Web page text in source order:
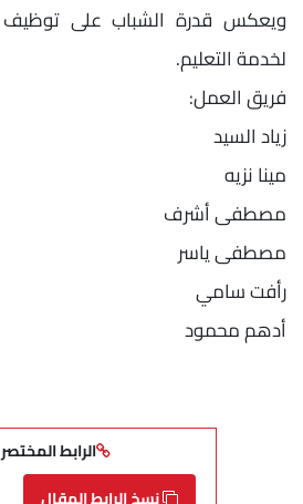
ويعكس قدرة الشباب على توظيف
لخدمة التعليم.
فريق العمل:
زياد السيد
مينا نزيه
مصطفى أشرف
مصطفى ياسر
رأفت سامي
أدهم محمود
الرابط المختصر
نسخ الرابط المقال